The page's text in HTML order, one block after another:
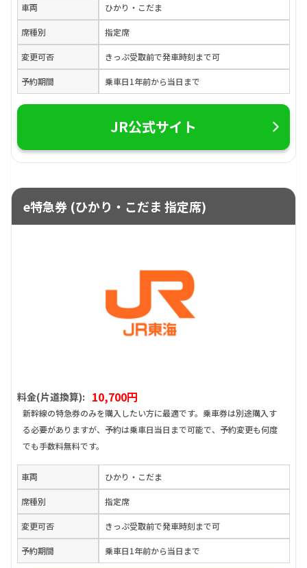
車両 ひかり・こだま
席種別 指定席
変更可否 きっぷ受取前で発車時刻まで可
予約期間 乗車日1年前から当日まで
JR公式サイト
e特急券 (ひかり・こだま 指定席)
料金(片道換算): 10,700円
新幹線の特急券のみを購入したい方に最適です。乗車券は別途購入す
る必要がありますが、予約は乗車日当日まで可能で、予約変更も何度
でも手数料無料です。
車両 ひかり・こだま
席種別 指定席
変更可否 きっぷ受取前で発車時刻まで可
予約期間 乗車日1年前から当日まで